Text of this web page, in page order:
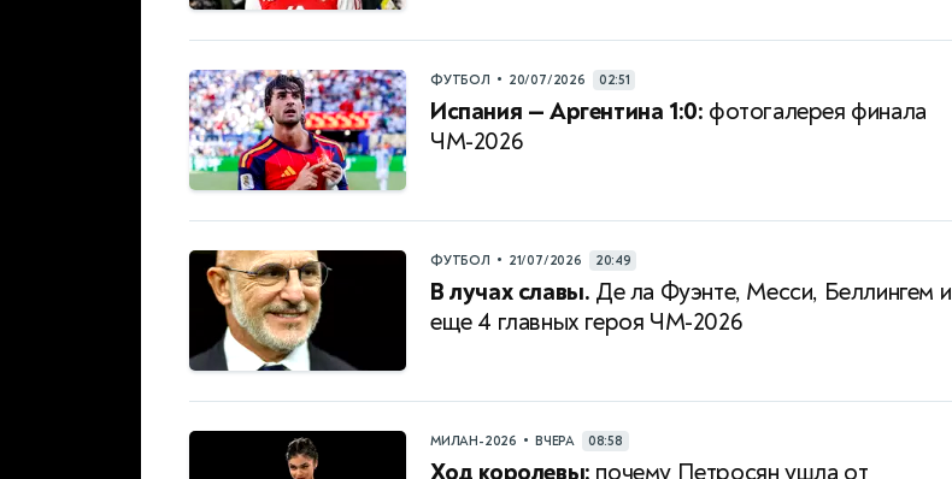
ФУТБОЛ • 20/07/2026 02:51
Испания — Аргентина 1:0: фотогалерея финала
ЧМ-2026
ФУТБОЛ • 21/07/2026 20:49
В лучах славы. Де ла Фуэнте, Месси, Беллингем и
еще 4 главных героя ЧМ-2026
МИЛАН-2026 • ВЧЕРА 08:58
Ход королевы: почему Петросян ушла от